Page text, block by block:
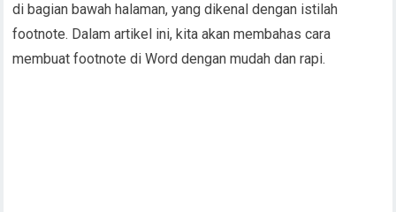
di bagian bawah halaman, yang dikenal dengan istilah
footnote. Dalam artikel ini, kita akan membahas cara
membuat footnote di Word dengan mudah dan rapi.